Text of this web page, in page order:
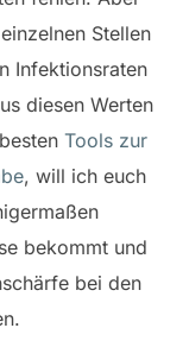
Stellen
Infektionsraten
diesen Werten
Tools zur
, will ich euch
bekommt und
bei den